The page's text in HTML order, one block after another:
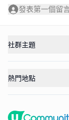
發表第一個留
社群主題
熱門地點